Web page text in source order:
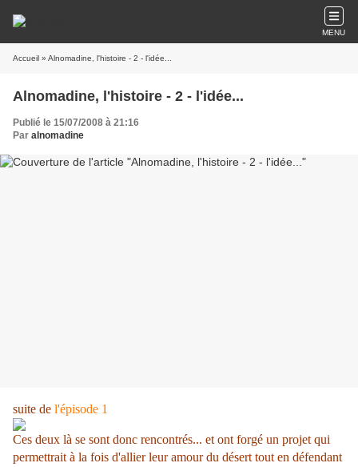
MENU
Accueil » Alnomadine, l'histoire - 2 - l'idée...
Alnomadine, l'histoire - 2 - l'idée...
Publié le 15/07/2008 à 21:16
Par alnomadine
suite de l'épisode 1
Ces deux là se sont donc rencontrés... et ont forgé un projet qui
permettrait à la fois d'allier leur amour du désert tout en défendant